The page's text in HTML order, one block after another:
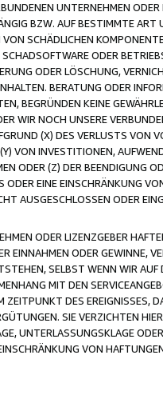
UNTERNEHMEN
BZW. AUF BESTIMMTE
VON SCHÄDLICHEN
ODER
ODER LÖSCHUNG,
BERATUNG ODER
BEGRÜNDEN KEINE
WIR NOCH UNSERE
(X) DES VERLUSTS VON
VON INVESTITIONEN,
ODER (Z) DER BEENDIGUNG
EINE EINSCHRÄNKUNG
AUSGESCHLOSSEN ODER
ODER LIZENZGEBER
EINNAHMEN ODER GEWINNE,
SELBST WENN WIR
MIT DEN
DES EREIGNISSES,
SIE VERZICHTEN
UNTERLASSUNGSKLAGE
VON